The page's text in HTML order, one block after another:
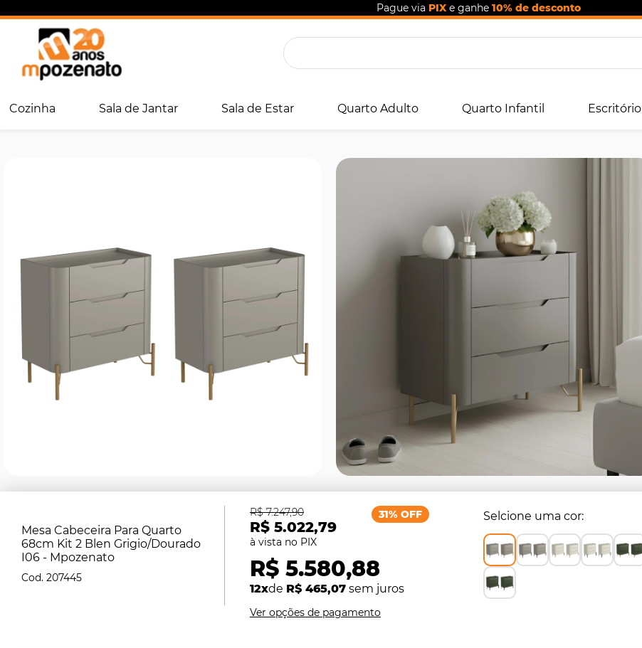
Pague via PIXe ganhe 10% de desconto
Cozinha Sala de Jantar Sala de Estar Quarto Adulto Quarto Infantil Escritório
Mesa Cabeceira Para Quarto
68cm Kit 2 Blen Grigio/Dourado
I06 - Mpozenato
207445
R$ 5.022,79
R$ 7.247,90
R$ 5.580,88
12xde R$ 465,07 sem juros
31% OFF
Ver opções de pagamento
Selcione uma cor